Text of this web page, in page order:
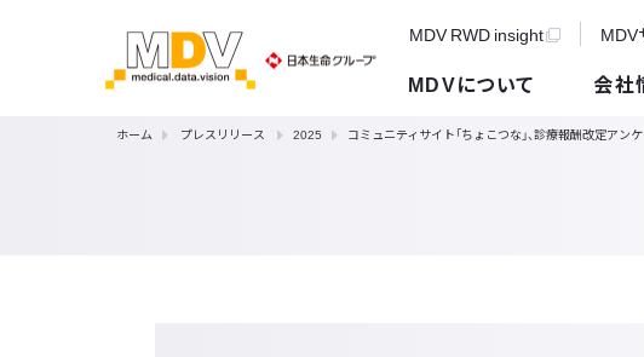
MDV RWD insight MDV
MDVについて 会社
ホーム プレスリリース 2025 コミュニティサイト「ちょこつな」、診療報酬改定ア